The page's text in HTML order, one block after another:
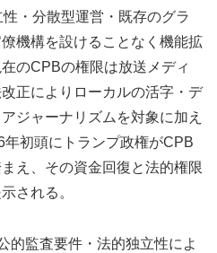
・分散型運営・既存のグラ
機構を設けることなく機能拡
のCPBの権限は放送メディ
正によりローカルの活字・デ
ジャーナリズムを対象に加え
初頭にトランプ政権がCPB
え、その資金回復と法的権限
される。
監査要件・法的独立性によ